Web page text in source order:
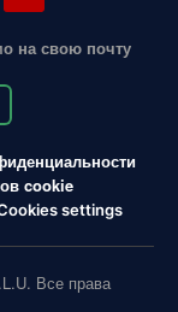
на свою почту
cookie
settings
Все права